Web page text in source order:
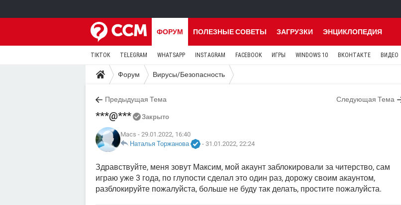
ФОРУМ ПОЛЕЗНЫЕ СОВЕТЫ ЗАГРУЗКИ ЭНЦИКЛОПЕДИЯ
TIKTOK TELEGRAM WHATSAPP INSTAGRAM FACEBOOK ИГРЫ WINDOWS 10 ВКОНТАКТЕ ВИДЕО
Форум Вирусы/Безопасность
Предыдущая Тема Следующая Тема
***@*** Закрыто
Macs - 29.01.2022, 16:40
Наталья Торжанова
- 31.01.2022, 22:24
Здравствуйте, меня зовут Максим, мой акаунт заблокировали за читерство, сам
играю уже 3 года, по глупости сделал это один раз, дорожу своим акаунтом,
разблокируйте пожалуйста, больше не буду так делать, простите пожалуйста.